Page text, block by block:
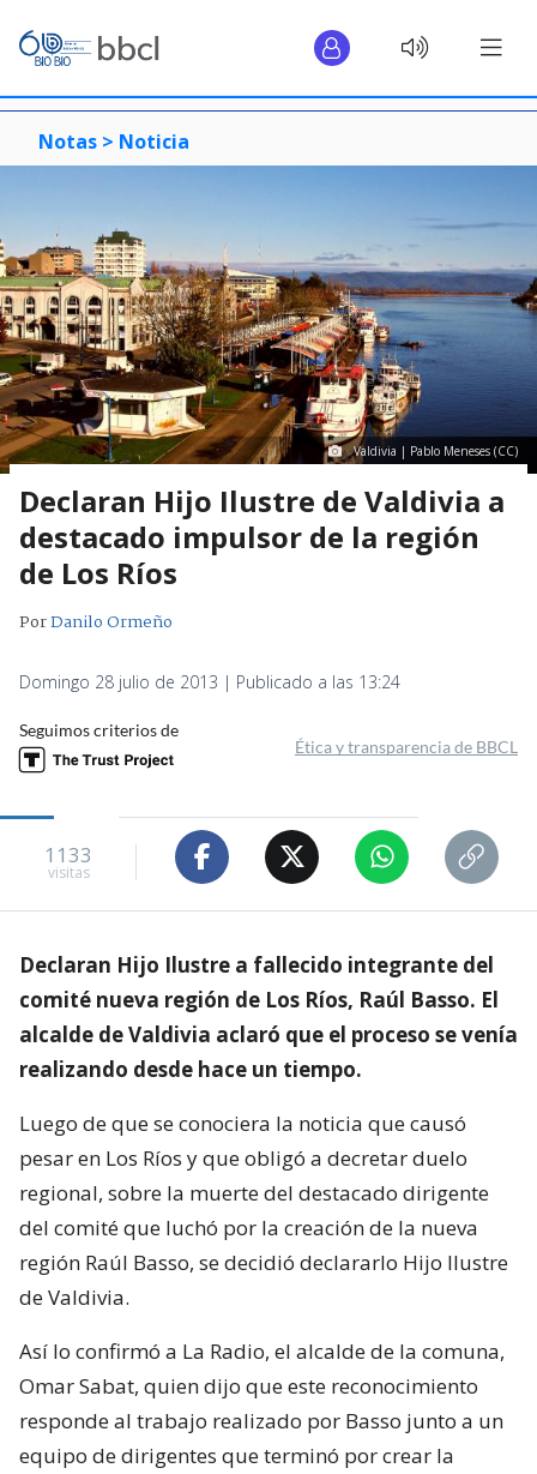
Notas > Noticia
Valdivia | Pablo Meneses (CC)
Declaran Hijo Ilustre de Valdivia a
destacado impulsor de la región
de Los Ríos
PorDanilo Ormeño
Domingo 28 julio de 2013 | Publicado a las 13:24
Seguimos criterios de
Ética y transparencia de BBCL
1133
visitas
Declaran Hijo Ilustre a fallecido integrante del
comité nueva región de Los Ríos, Raúl Basso. El
alcalde de Valdivia aclaró que el proceso se venía
realizando desde hace un tiempo.
Luego de que se conociera la noticia que causó
pesar en Los Ríos y que obligó a decretar duelo
regional, sobre la muerte del destacado dirigente
del comité que luchó por la creación de la nueva
región Raúl Basso, se decidió declararlo Hijo Ilustre
de Valdivia.
Así lo confirmó a La Radio, el alcalde de la comuna,
Omar Sabat, quien dijo que este reconocimiento
responde al trabajo realizado por Basso junto a un
equipo de dirigentes que terminó por crear la